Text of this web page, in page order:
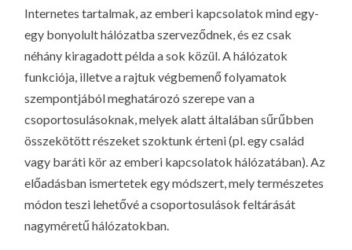
Internetes tartalmak, az emberi kapcsolatok mind egy-
egy bonyolult hálózatba szerveződnek, és ez csak
néhány kiragadott példa a sok közül. A hálózatok
funkciója, illetve a rajtuk végbemenő folyamatok
szempontjából meghatározó szerepe van a
csoportosulásoknak, melyek alatt általában sűrűbben
összekötött részeket szoktunk érteni (pl. egy család
vagy baráti kör az emberi kapcsolatok hálózatában). Az
előadásban ismertetek egy módszert, mely természetes
módon teszi lehetővé a csoportosulások feltárását
nagyméretű hálózatokban.